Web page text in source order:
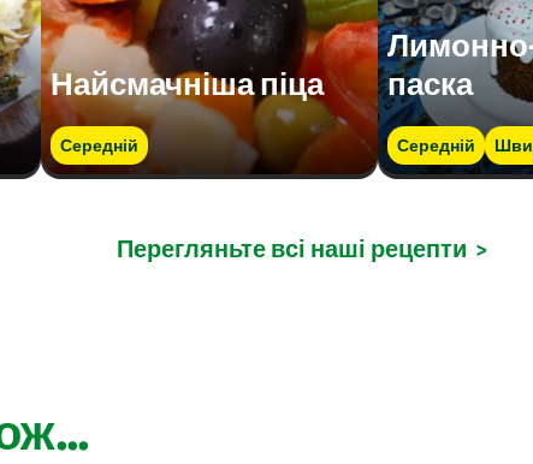
Найсмачніша піца
Середній
паска
Середній
Перегляньте всі наші рецепти >